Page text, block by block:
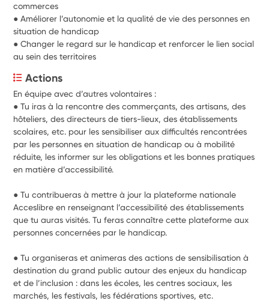
commerces
● Améliorer l’autonomie et la qualité de vie des personnes en
situation de handicap
● Changer le regard sur le handicap et renforcer le lien social
au sein des territoires
Actions
● Tu iras à la rencontre des commerçants, des artisans, des
hôteliers, des directeurs de tiers-lieux, des établissements
scolaires, etc. pour les sensibiliser aux difficultés rencontrées
par les personnes en situation de handicap ou à mobilité
réduite, les informer sur les obligations et les bonnes pratiques
en matière d’accessibilité.
● Tu contribueras à mettre à jour la plateforme nationale
Acceslibre en renseignant l’accessibilité des établissements
que tu auras visités. Tu feras connaître cette plateforme aux
● Tu organiseras et animeras des actions de sensibilisation à
destination du grand public autour des enjeux du handicap
et de l’inclusion : dans les écoles, les centres sociaux, les
marchés, les festivals, les fédérations sportives, etc.